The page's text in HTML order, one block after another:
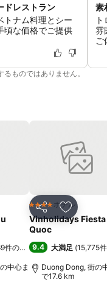
ドレストラン
トナム料理とシー
頃な価格でご提供
素
雰
ご
ものではありません。
りに追加
件の評価)
中心ま
シェア お気に入
4 ホテルのランク
ホテル
Vinholidays Fiesta
Quoc
9.4 大満足 (15,775
Duong Dong, 街の
で17.6 km